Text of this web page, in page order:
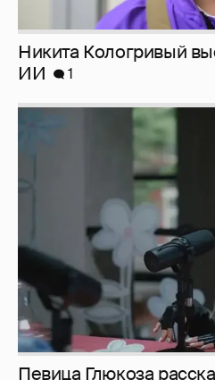
Певица Глюкоза
эротического журнала